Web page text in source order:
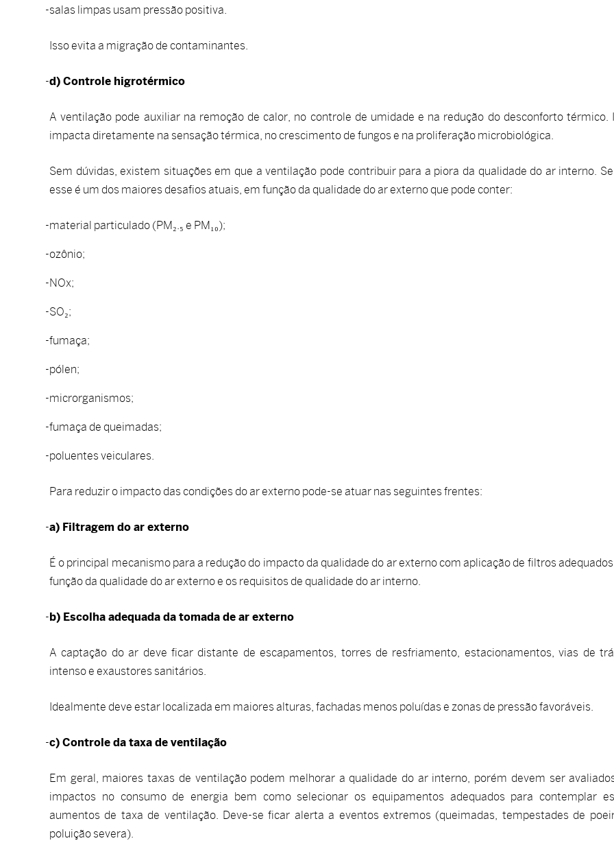
salas limpas usam pressão positiva.
Isso evita a migração de contaminantes.
d) Controle higrotérmico
A ventilação pode auxiliar na remoção de calor, no controle de umidade e na redução do desconforto térmico.
impacta diretamente na sensação térmica, no crescimento de fungos e na proliferação microbiológica.
Sem dúvidas, existem situações em que a ventilação pode contribuir para a piora da qualidade do ar interno.
esse é um dos maiores desafios atuais, em função da qualidade do ar externo que pode conter:
material particulado (PM₂.₅ e PM₁₀);
ozônio;
NOx;
SO₂;
fumaça;
pólen;
microrganismos;
fumaça de queimadas;
poluentes veiculares.
Para reduzir o impacto das condições do ar externo pode-se atuar nas seguintes frentes:
a) Filtragem do ar externo
É o principal mecanismo para a redução do impacto da qualidade do ar externo com aplicação de filtros
função da qualidade do ar externo e os requisitos de qualidade do ar interno.
b) Escolha adequada da tomada de ar externo
A captação do ar deve ficar distante de escapamentos, torres de resfriamento, estacionamentos, vias de
intenso e exaustores sanitários.
Idealmente deve estar localizada em maiores alturas, fachadas menos poluídas e zonas de pressão favoráveis.
c) Controle da taxa de ventilação
Em geral, maiores taxas de ventilação podem melhorar a qualidade do ar interno, porém devem ser
impactos no consumo de energia bem como selecionar os equipamentos adequados para contemplar
aumentos de taxa de ventilação. Deve-se ficar alerta a eventos extremos (queimadas, tempestades de
poluição severa).